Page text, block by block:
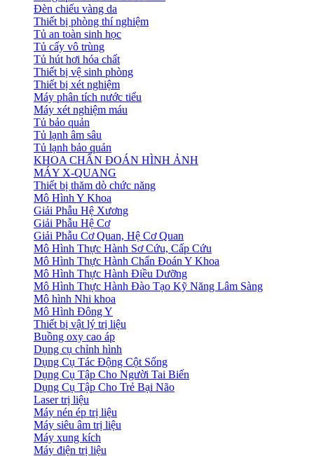
Đèn chiếu vàng da
Thiết bị phòng thí nghiệm
Tủ an toàn sinh học
Tủ cấy vô trùng
Tủ hút hơi hóa chất
Thiết bị vệ sinh phòng
Thiết bị xét nghiệm
Máy phân tích nước tiểu
Máy xét nghiệm máu
Tủ bảo quản
Tủ lạnh âm sâu
Tủ lạnh bảo quản
KHOA CHẨN ĐOÁN HÌNH ẢNH
MÁY X-QUANG
Thiết bị thăm dò chức năng
Mô Hình Y Khoa
Giải Phẫu Hệ Xương
Giải Phẫu Hệ Cơ
Giải Phẫu Cơ Quan, Hệ Cơ Quan
Mô Hình Thực Hành Sơ Cứu, Cấp Cứu
Mô Hình Thực Hành Chẩn Đoán Y Khoa
Mô Hình Thực Hành Điều Dưỡng
Mô Hình Thực Hành Đào Tạo Kỹ Năng Lâm Sàng
Mô hình Nhi khoa
Mô Hình Đông Y
Thiết bị vật lý trị liệu
Buồng oxy cao áp
Dụng cụ chỉnh hình
Dụng Cụ Tác Động Cột Sống
Dụng Cụ Tập Cho Người Tai Biến
Dụng Cụ Tập Cho Trẻ Bại Não
Laser trị liệu
Máy nén ép trị liệu
Máy siêu âm trị liệu
Máy xung kích
Máy điện trị liệu